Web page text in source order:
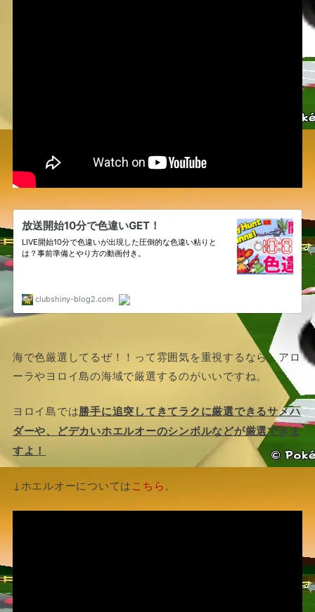
海で色厳選してるぜ！！って雰囲気を重視するなら、アロ
ーラやヨロイ島の海域で厳選するのがいいですね。
ヨロイ島では勝手に追突してきてラクに厳選できるサメハ
ダーや、どデカいホエルオーのシンボルなどが厳選できま
すよ！
↓ホエルオーについてはこちら。